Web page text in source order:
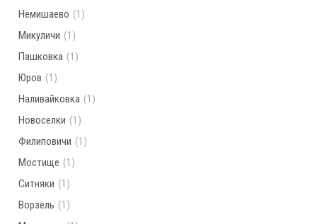
Немишаево (1)
Микуличи (1)
Пашковка (1)
Юров (1)
Наливайковка (1)
Новоселки (1)
Филиповичи (1)
Мостище (1)
Ситняки (1)
Ворзель (1)